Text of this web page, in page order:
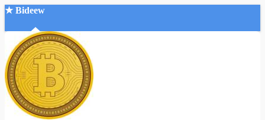
★ Bideew
Accueil